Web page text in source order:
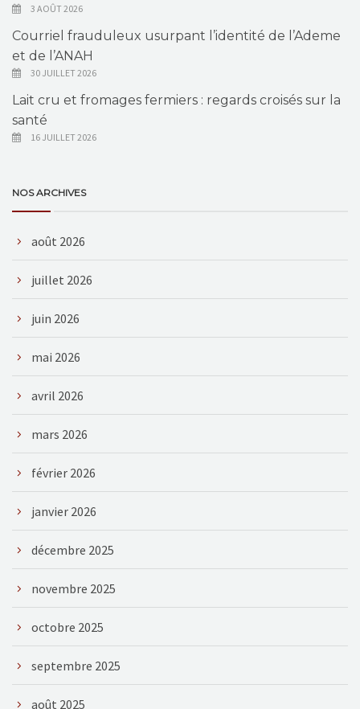
3 AOÛT 2026
Courriel frauduleux usurpant l’identité de l’Ademe
et de l’ANAH
30 JUILLET 2026
Lait cru et fromages fermiers : regards croisés sur la
santé
16 JUILLET 2026
NOS ARCHIVES
août 2026
juillet 2026
juin 2026
mai 2026
avril 2026
mars 2026
février 2026
janvier 2026
décembre 2025
novembre 2025
octobre 2025
septembre 2025
août 2025